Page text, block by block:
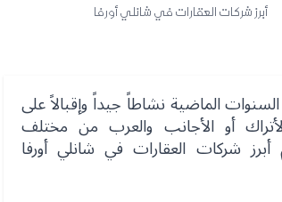
أبرز شركات العقارات في شانلي أورفا
الماضية نشاطاً جيداً وإقبالاً على
أو الأجانب والعرب من مختلف
شركات العقارات في شانلي أورفا